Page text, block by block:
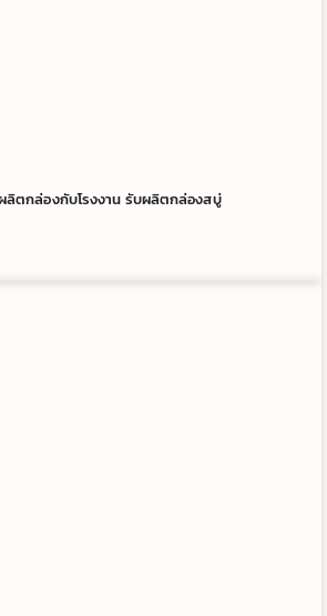
ตกล่องกับโรงงาน รับผลิตกล่องสบู่